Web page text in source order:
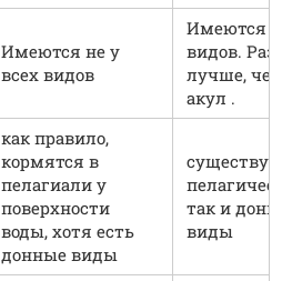
Имеются не у
всех видов
Имеются у
видов.
лучше, чем
акул .
как правило,
кормятся в
пелагиали у
поверхности
воды, хотя есть
донные виды
так и
виды